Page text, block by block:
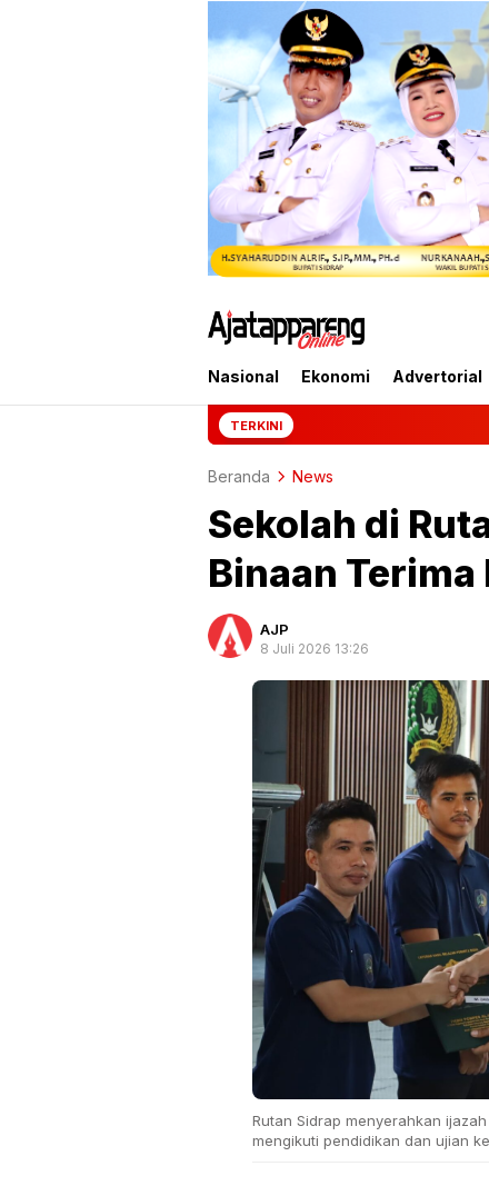
Nasional Ekonomi Advertorial
TERKINI Mantan Jampidsus Febrie
Beranda News
Sekolah di
Binaan Terima
AJP
8 Juli 2026 13:26
Rutan Sidrap menyerahkan
mengikuti pendidikan dan ujian